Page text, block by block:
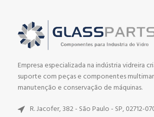
Empresa especializada na indústria vidreira
suporte com peças e componentes
manutenção e conservação de máquinas.
R. Jacofer, 382 - São Paulo - SP, 02712-